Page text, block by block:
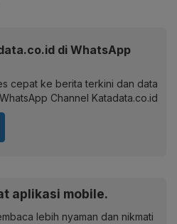
di WhatsApp
cepat ke berita terkini dan data
Channel Katadata.co.id
aplikasi mobile.
lebih nyaman dan nikmati